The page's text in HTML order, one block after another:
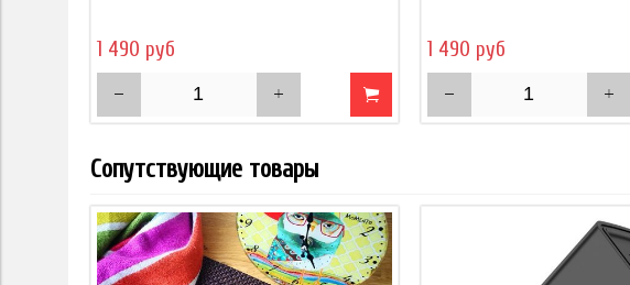
1 490 руб 1 490 руб
Сопутствующие товары